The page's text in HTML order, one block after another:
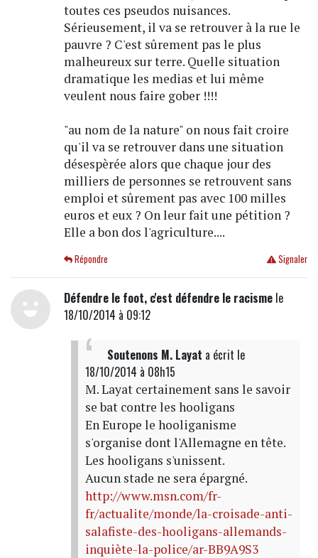
toutes ces pseudos nuisances.
Sérieusement, il va se retrouver à la rue le
pauvre ? C'est sûrement pas le plus
malheureux sur terre. Quelle situation
dramatique les medias et lui même
veulent nous faire gober !!!!
"au nom de la nature" on nous fait croire
qu'il va se retrouver dans une situation
désespèrée alors que chaque jour des
milliers de personnes se retrouvent sans
emploi et sûrement pas avec 100 milles
euros et eux ? On leur fait une pétition ?
Elle a bon dos l'agriculture....
Signaler
Répondre
Défendre le foot, c'est défendre le racismele
18/10/2014 à 09:12
Soutenons M. Layat a écrit le
18/10/2014 à 08h15
M. Layat certainement sans le savoir
se bat contre les hooligans
En Europe le hooliganisme
s'organise dont l'Allemagne en tête.
Les hooligans s'unissent.
Aucun stade ne sera épargné.
http://www.msn.com/fr-
fr/actualite/monde/la-croisade-anti-
salafiste-des-hooligans-allemands-
inquiète-la-police/ar-BB9A9S3